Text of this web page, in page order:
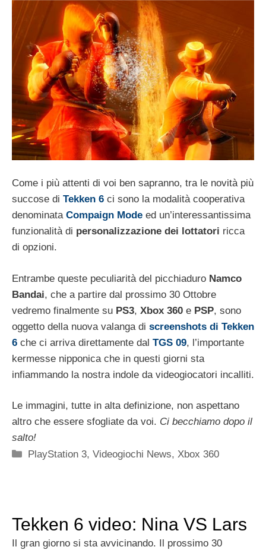
Come i più attenti di voi ben sapranno, tra le novità più
succose di Tekken 6 ci sono la modalità cooperativa
denominata Compaign Mode ed un’interessantissima
funzionalità di personalizzazione dei lottatori ricca
di opzioni.
Entrambe queste peculiarità del picchiaduro Namco
Bandai, che a partire dal prossimo 30 Ottobre
vedremo finalmente su PS3, Xbox 360 e PSP, sono
oggetto della nuova valanga di screenshots di Tekken
6 che ci arriva direttamente dal TGS 09, l’importante
kermesse nipponica che in questi giorni sta
infiammando la nostra indole da videogiocatori incalliti.
Le immagini, tutte in alta definizione, non aspettano
altro che essere sfogliate da voi. Ci becchiamo dopo il
salto!
Categorie
PlayStation 3,Videogiochi News,Xbox 360
Tekken 6 video: Nina VS Lars
Il gran giorno si sta avvicinando. Il prossimo 30